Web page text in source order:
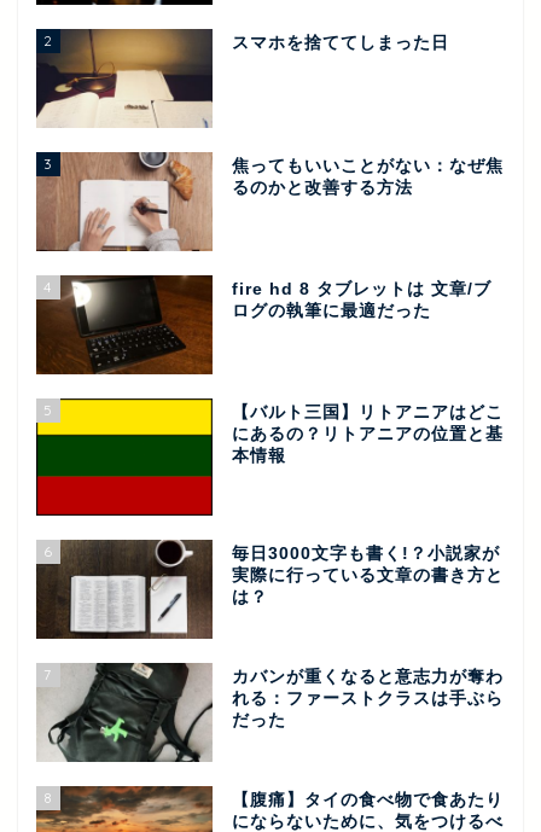
2 スマホを捨ててしまった日
3
焦ってもいいことがない：なぜ焦
るのかと改善する方法
4
fire hd 8 タブレットは 文章/ブ
ログの執筆に最適だった
5
【バルト三国】リトアニアはどこ
にあるの？リトアニアの位置と基
本情報
6
毎日3000文字も書く!？小説家が
実際に行っている文章の書き方と
は？
7
カバンが重くなると意志力が奪わ
れる：ファーストクラスは手ぶら
だった
8
【腹痛】タイの食べ物で食あたり
にならないために、気をつけるべ